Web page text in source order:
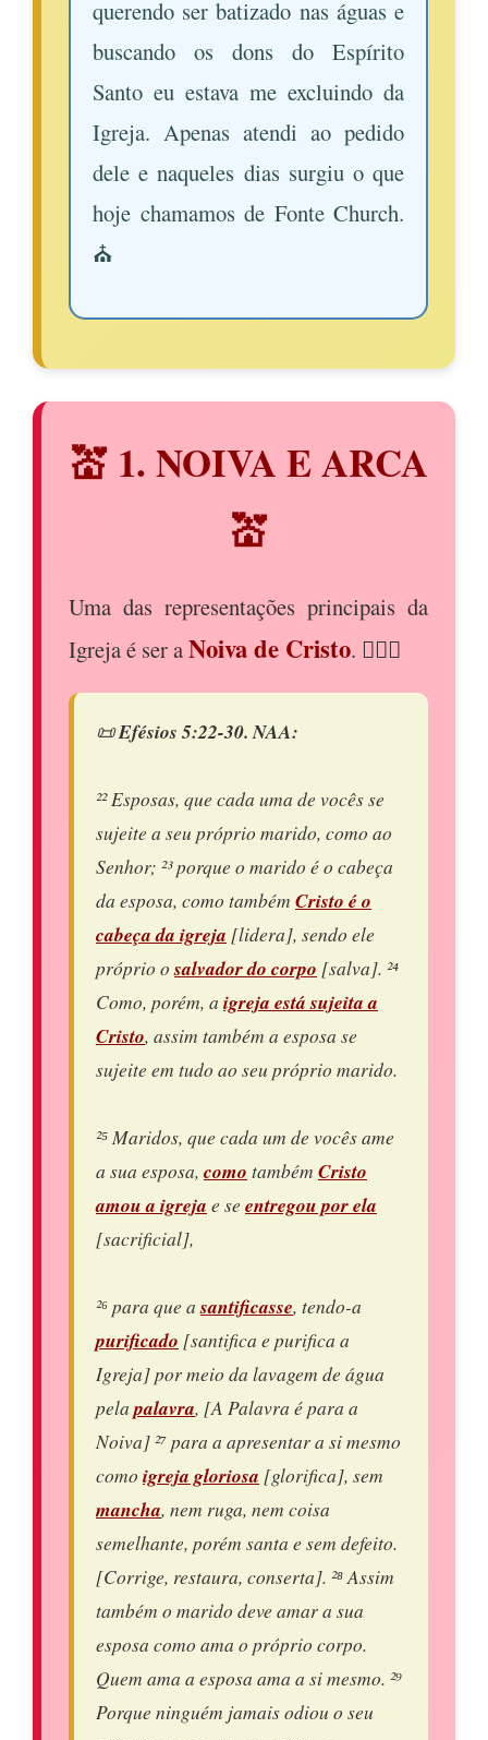
querendo ser batizado nas águas e
buscando os dons do Espírito
Santo eu estava me excluindo da
Igreja. Apenas atendi ao pedido
dele e naqueles dias surgiu o que
hoje chamamos de Fonte Church.
⛪
💒 1. NOIVA E ARCA
💒
Uma das representações principais da
Igreja é ser aNoiva de Cristo. 👰‍♀️✨
📜Efésios 5:22-30. NAA:
²² Esposas, que cada uma de vocês se
sujeite a seu próprio marido, como ao
Senhor; ²³ porque o marido é o cabeça
da esposa, como também Cristo é o
cabeça da igreja [lidera], sendo ele
próprio osalvador do corpo [salva]. ²⁴
Como, porém, a igreja está sujeita a
Cristo, assim também a esposa se
sujeite em tudo ao seu próprio marido.
²⁵ Maridos, que cada um de vocês ame
a sua esposa, como também Cristo
amou a igreja e se entregou por ela
[sacrificial],
²⁶ para que asantificasse, tendo-a
purificado [santifica e purifica a
Igreja] por meio da lavagem de água
pela palavra, [A Palavra é para a
Noiva] ²⁷ para a apresentar a si mesmo
como igreja gloriosa [glorifica], sem
mancha, nem ruga, nem coisa
semelhante, porém santa e sem defeito.
[Corrige, restaura, conserta]. ²⁸ Assim
também o marido deve amar a sua
esposa como ama o próprio corpo.
Quem ama a esposa ama a si mesmo. ²⁹
Porque ninguém jamais odiou o seu